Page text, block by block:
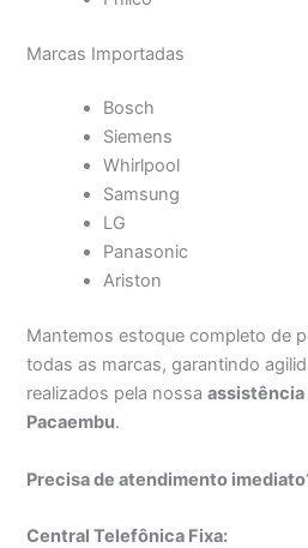
Marcas Importadas
Bosch
Siemens
Whirlpool
Samsung
LG
Panasonic
Ariston
Mantemos estoque completo de
todas as marcas, garantindo
realizados pela nossa
Pacaembu.
Precisa de atendimento
Central Telefônica Fixa: